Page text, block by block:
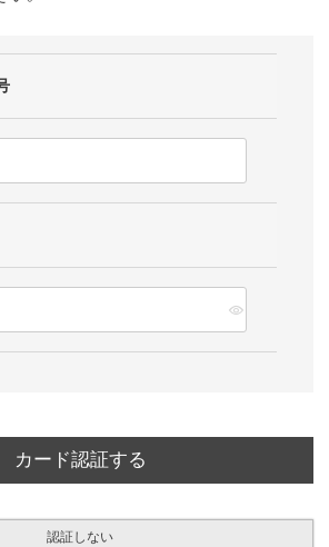
カード認証する
認証しない